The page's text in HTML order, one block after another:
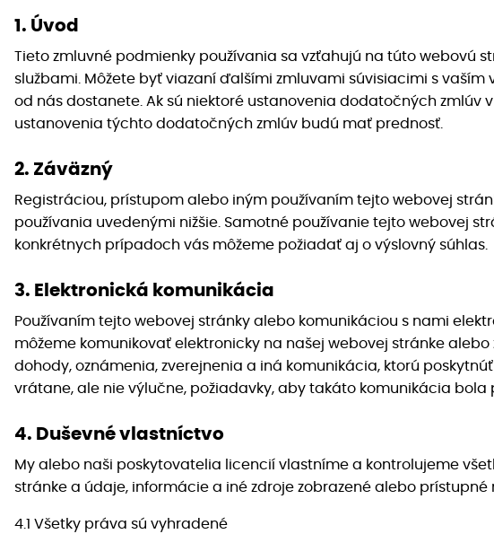
1. Úvod
Tieto zmluvné podmienky používania sa vzťahujú na túto webovú
službami. Môžete byť viazaní ďalšími zmluvami súvisiacimi s
od nás dostanete. Ak sú niektoré ustanovenia dodatočných zmlúv
ustanovenia týchto dodatočných zmlúv budú mať prednosť.
2. Záväzný
Registráciou, prístupom alebo iným používaním tejto webovej
používania uvedenými nižšie. Samotné používanie tejto webovej
konkrétnych prípadoch vás môžeme požiadať aj o výslovný súhlas.
3. Elektronická komunikácia
Používaním tejto webovej stránky alebo komunikáciou s nami
môžeme komunikovať elektronicky na našej webovej stránke
dohody, oznámenia, zverejnenia a iná komunikácia, ktorú
vrátane, ale nie výlučne, požiadavky, aby takáto komunikácia bola
4. Duševné vlastníctvo
My alebo naši poskytovatelia licencií vlastníme a kontrolujeme
stránke a údaje, informácie a iné zdroje zobrazené alebo prístupné
4.1 Všetky práva sú vyhradené